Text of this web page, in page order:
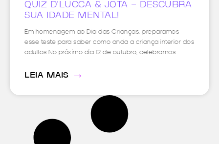
QUIZ D’LUCCA & JOTA – DESCUBRA
SUA IDADE MENTAL!
Em homenagem ao Dia das Crianças, preparamos
esse teste para saber como anda a criança interior dos
adultos No próximo dia 12 de outubro, celebramos
LEIA MAIS →